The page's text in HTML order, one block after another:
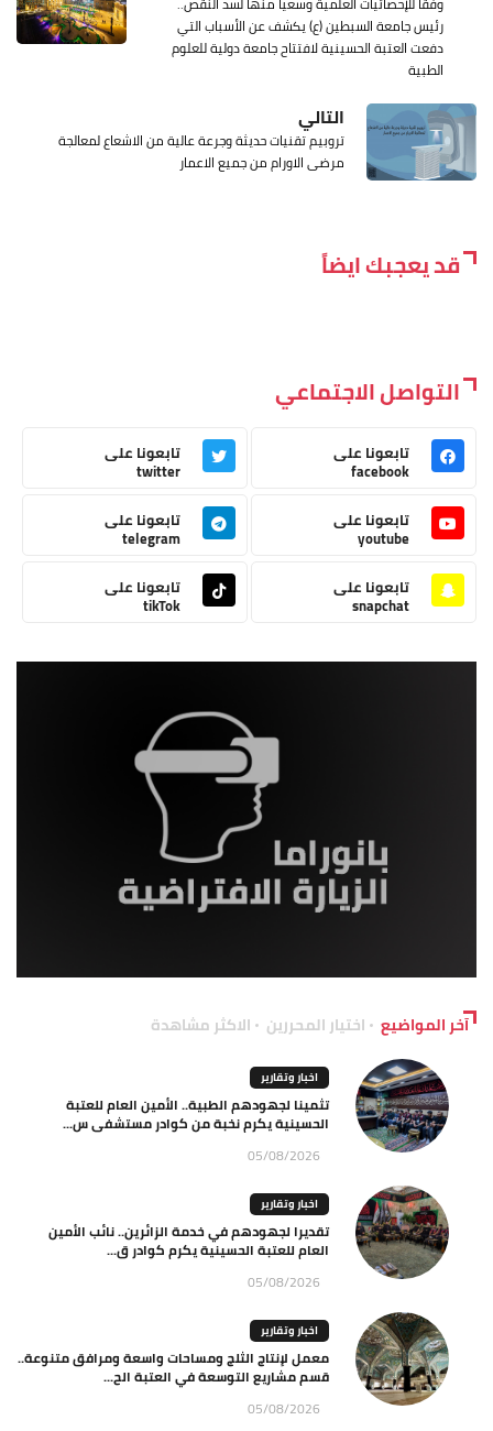
رئيس جامعة السبطين (ع) يكشف عن الأسباب التي
دفعت العتبة الحسينية لافتتاح جامعة دولية للعلوم
الطبية
التالي
تروبيم تقنيات حديثة وجرعة عالية من الاشعاع لمعالجة
مرضى الاورام من جميع الاعمار
قد يعجبك ايضاً
التواصل الاجتماعي
تابعونا على
facebook
تابعونا على
twitter
تابعونا على
youtube
تابعونا على
telegram
تابعونا على
snapchat
تابعونا على
tikTok
آخر المواضيع اختيار المحررين الاكثر مشاهدة
اخبار وتقارير
تثمينا لجهودهم الطبية.. الأمين العام للعتبة
الحسينية يكرم نخبة من كوادر مستشفى س...
05/08/2026
اخبار وتقارير
تقديرا لجهودهم في خدمة الزائرين.. نائب الأمين
العام للعتبة الحسينية يكرم كوادر ق...
05/08/2026
اخبار وتقارير
معمل لإنتاج الثلج ومساحات واسعة ومرافق متنوعة..
قسم مشاريع التوسعة في العتبة الح...
05/08/2026